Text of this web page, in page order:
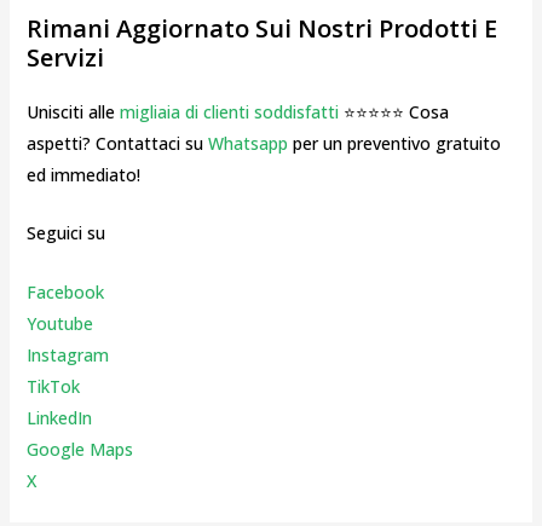
Rimani Aggiornato Sui Nostri Prodotti E
Servizi
Unisciti alle migliaia di clienti soddisfatti⭐⭐⭐⭐⭐ Cosa
aspetti? Contattaci su Whatsapp per un preventivo gratuito
ed immediato!
Seguici su
Facebook
Youtube
Instagram
TikTok
LinkedIn
Google Maps
X